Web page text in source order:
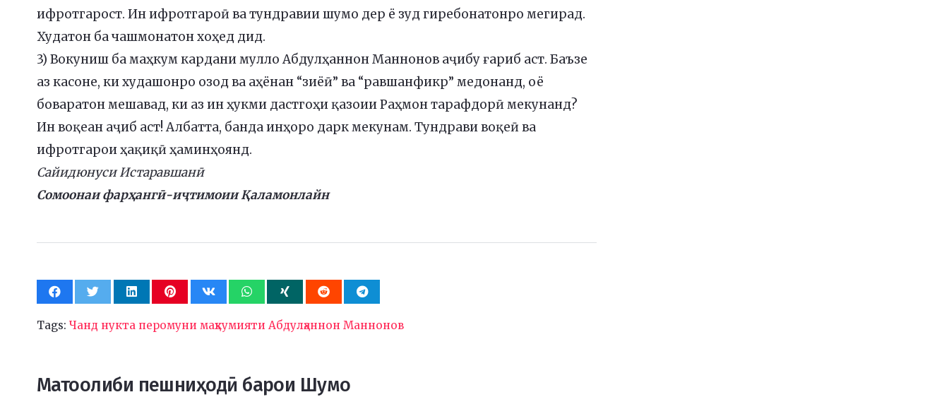
ифротгарост. Ин ифротгароӣ ва тундравии шумо дер ё зуд гиребонатонро мегирад.
Худатон ба чашмонатон хоҳед дид.
3) Вокуниш ба маҳкум кардани мулло Абдулҳаннон Маннонов аҷибу ғариб аст. Баъзе
аз касоне, ки худашонро озод ва аҳёнан “зиёӣ” ва “равшанфикр” медонанд, оё
боваратон мешавад, ки аз ин ҳукми дастгоҳи қазоии Раҳмон тарафдорӣ мекунанд?
Ин воқеан аҷиб аст! Албатта, банда инҳоро дарк мекунам. Тундрави воқеӣ ва
ифротгарои ҳақиқӣ ҳаминҳоянд.
Сайидюнуси Истаравшанӣ
Сомоонаи фарҳангӣ-иҷтимоии Қаламонлайн
Tags: Чанд нукта перомуни маҳкумияти Абдулҳаннон Маннонов
Матоолиби пешниҳодӣ барои Шумо